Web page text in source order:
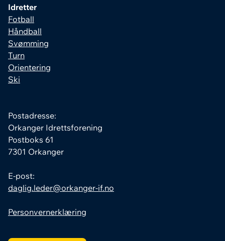
Idretter
Fotball
Håndball
Svømming
Turn
Orientering
Ski
Postadresse:
Orkanger Idrettsforening
Postboks 61
7301 Orkanger
E-post:
daglig.leder@orkanger-if.no
Personvernerklæring